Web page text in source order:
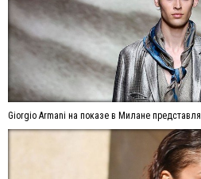
Giorgio Armani на показе в Милане